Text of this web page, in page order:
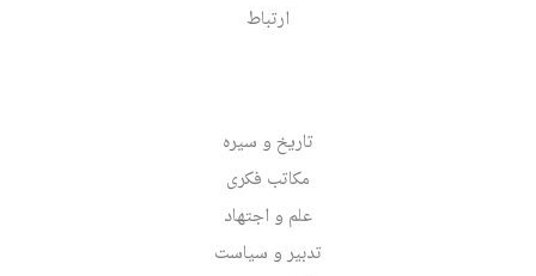
ارتباط
تاریخ و سیره
مکاتب فکری
علم و اجتهاد
تدبیر و سیاست